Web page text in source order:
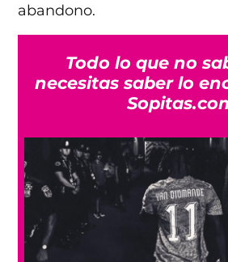
abandono.
Todo lo que no
necesitas saber lo